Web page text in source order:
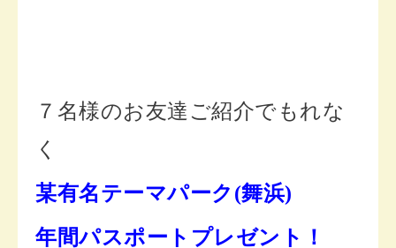
７名様のお友達ご紹介でもれな
く
某有名テーマパーク(舞浜)
年間パスポートプレゼント！